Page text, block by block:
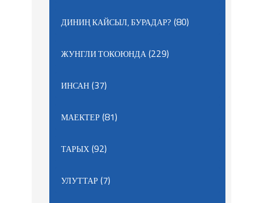
ДИНИҢ КАЙСЫЛ, БУРАДАР? (80)
ЖУНГЛИ ТОКОЮНДА(229)
ИНСАН(37)
МАЕКТЕР(81)
ТАРЫХ(92)
УЛУТТАР(7)